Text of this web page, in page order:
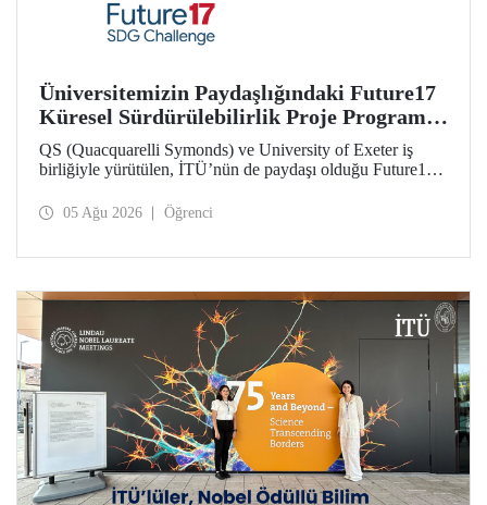
Üniversitemizin Paydaşlığındaki Future17
Küresel Sürdürülebilirlik Proje Programı,
Öğrencilerimizin Başvurularını Bekliyor
QS (Quacquarelli Symonds) ve University of Exeter iş
birliğiyle yürütülen, İTÜ’nün de paydaşı olduğu Future17
öğrenci başvuruları açıldı. Başvurular için son gün 31
05 Ağu 2026 Öğrenci